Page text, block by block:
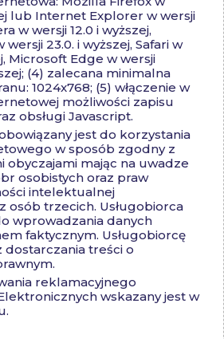
lub Internet Explorer w wersji
w wersji 12.0 i wyższej,
23.0. i wyższej, Safari w
Microsoft Edge w wersji
(4) zalecana minimalna
1024x768; (5) włączenie w
możliwości zapisu
obsługi Javascript.
jest do korzystania
w sposób zgodny z
obyczajami mając na uwadze
osobistych oraz praw
intelektualnej
osób trzecich. Usługobiorca
wprowadzania danych
faktycznym. Usługobiorcę
dostarczania treści o
reklamacyjnego
wskazany jest w